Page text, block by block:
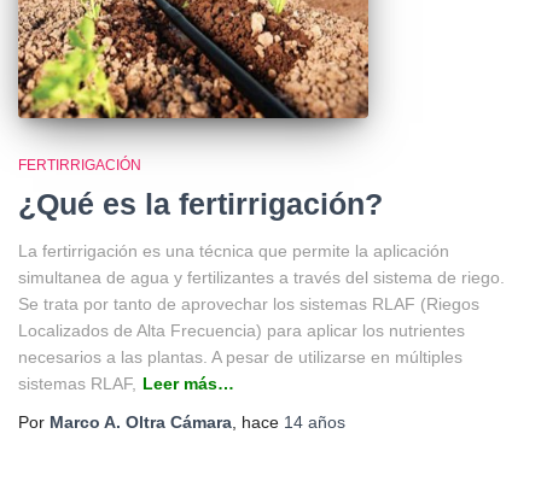
FERTIRRIGACIÓN
¿Qué es la fertirrigación?
La fertirrigación es una técnica que permite la aplicación
simultanea de agua y fertilizantes a través del sistema de riego.
Se trata por tanto de aprovechar los sistemas RLAF (Riegos
Localizados de Alta Frecuencia) para aplicar los nutrientes
necesarios a las plantas. A pesar de utilizarse en múltiples
sistemas RLAF, Leer más…
Por Marco A. Oltra Cámara , hace 14 años